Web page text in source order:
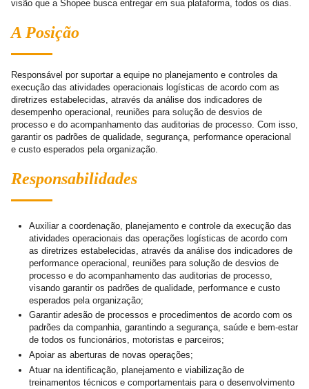
visão que a Shopee busca entregar em sua plataforma, todos os dias.
A Posição
Responsável por suportar a equipe no planejamento e controles da
execução das atividades operacionais logísticas de acordo com as
diretrizes estabelecidas, através da análise dos indicadores de
desempenho operacional, reuniões para solução de desvios de
processo e do acompanhamento das auditorias de processo. Com isso,
garantir os padrões de qualidade, segurança, performance operacional
e custo esperados pela organização.
Responsabilidades
Auxiliar a coordenação, planejamento e controle da execução das
atividades operacionais das operações logísticas de acordo com
as diretrizes estabelecidas, através da análise dos indicadores de
performance operacional, reuniões para solução de desvios de
processo e do acompanhamento das auditorias de processo,
visando garantir os padrões de qualidade, performance e custo
esperados pela organização;
Garantir adesão de processos e procedimentos de acordo com os
padrões da companhia, garantindo a segurança, saúde e bem-estar
de todos os funcionários, motoristas e parceiros;
Apoiar as aberturas de novas operações;
Atuar na identificação, planejamento e viabilização de
treinamentos técnicos e comportamentais para o desenvolvimento